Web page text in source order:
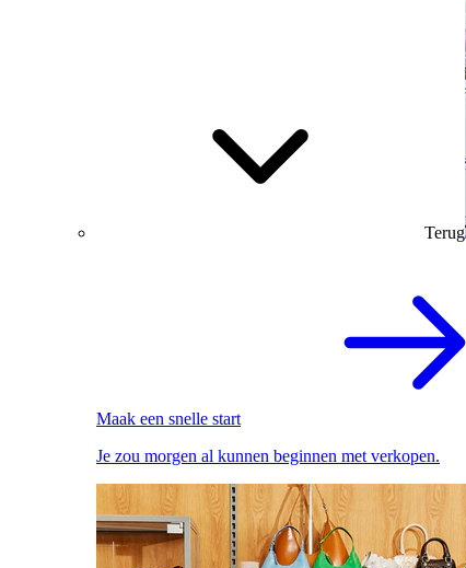
Terug
Maak een snelle start
Je zou morgen al kunnen beginnen met verkopen.